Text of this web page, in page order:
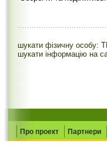
шукати фізичну особу:
шукати інформацію на
Про проект Партнери